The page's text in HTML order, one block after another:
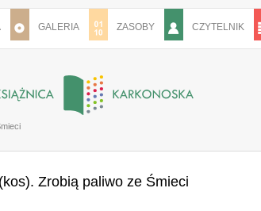
GALERIA ZASOBY CZYTELNIK
(kos). Zrobią paliwo ze Śmieci